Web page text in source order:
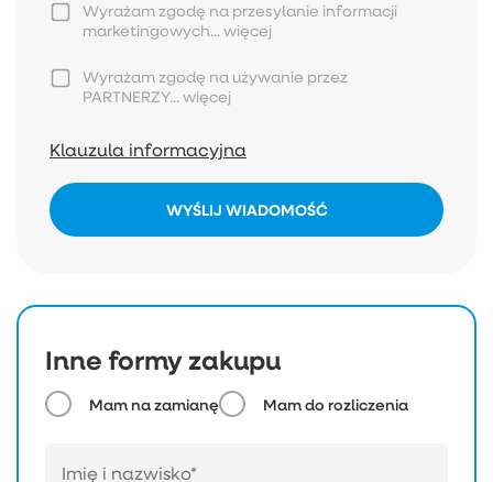
Wyrażam zgodę na przesyłanie informacji
marketingowych...więcej
Wyrażam zgodę na używanie przez
PARTNERZY...więcej
Klauzula informacyjna
WYŚLIJ WIADOMOŚĆ
Inne formy zakupu
Mam na zamianę Mam do rozliczenia